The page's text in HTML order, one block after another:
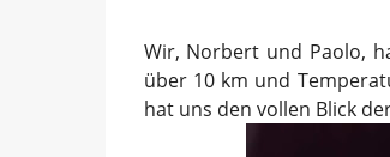
Wir, Norbert und Paolo,
über 10 km und
hat uns den vollen Blick